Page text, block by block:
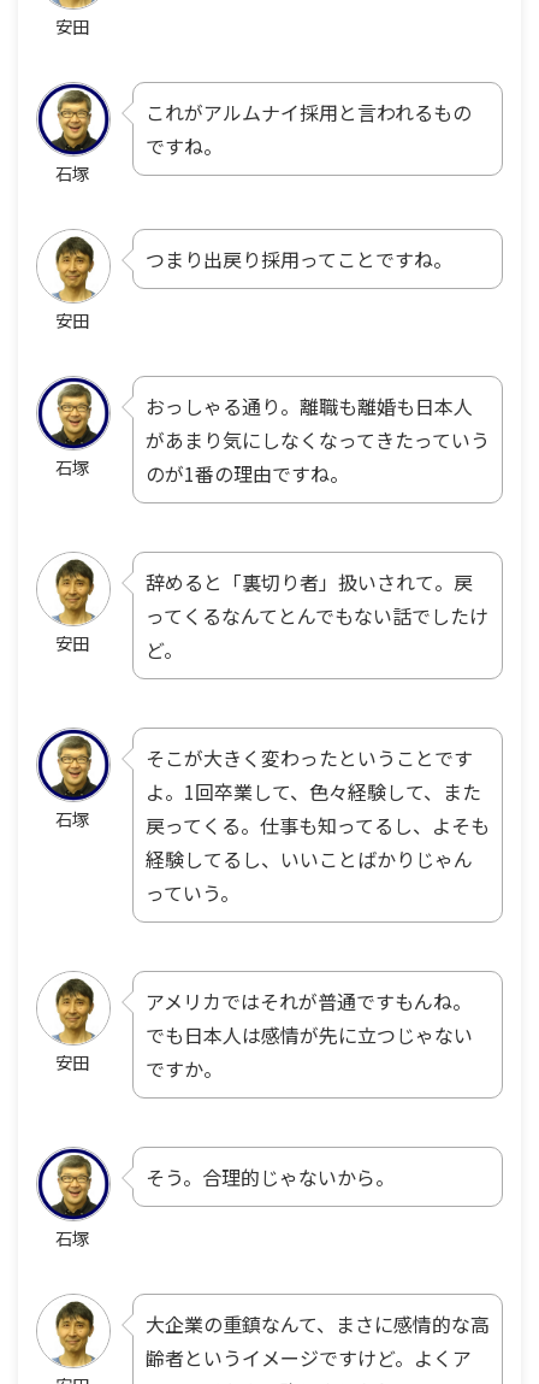
安田
石塚
これがアルムナイ採用と言われるもの
ですね。
安田
つまり出戻り採用ってことですね。
石塚
おっしゃる通り。離職も離婚も日本人
があまり気にしなくなってきたっていう
のが1番の理由ですね。
安田
辞めると「裏切り者」扱いされて。戻
ってくるなんてとんでもない話でしたけ
ど。
石塚
そこが大きく変わったということです
よ。1回卒業して、色々経験して、また
戻ってくる。仕事も知ってるし、よそも
経験してるし、いいことばかりじゃん
っていう。
安田
アメリカではそれが普通ですもんね。
でも日本人は感情が先に立つじゃない
ですか。
石塚
そう。合理的じゃないから。
大企業の重鎮なんて、まさに感情的な高
齢者というイメージですけど。よくア